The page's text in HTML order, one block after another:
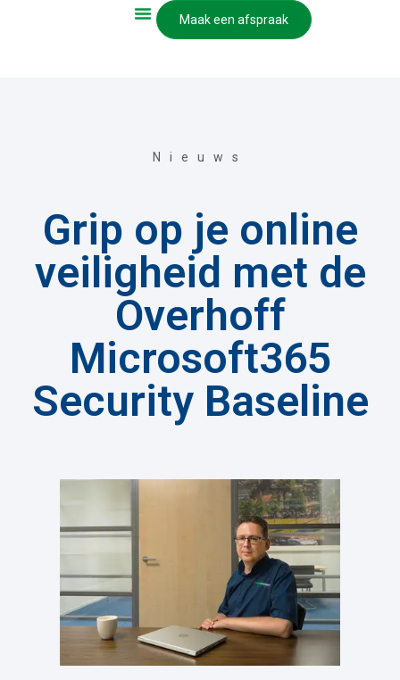
Maak een afspraak
Nieuws
Grip op je online
veiligheid met de
Overhoff
Microsoft365
Security Baseline